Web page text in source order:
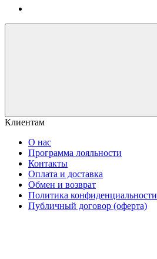
Клиентам
О нас
Программа лояльности
Контакты
Оплата и доставка
Обмен и возврат
Политика конфиденциальности
Публичный договор (оферта)